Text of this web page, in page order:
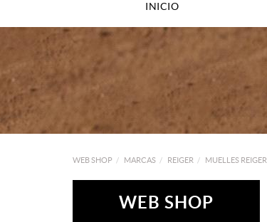
INICIO
WEB SHOP MARCAS REIGER MUELLES REIGER
WEB SHOP